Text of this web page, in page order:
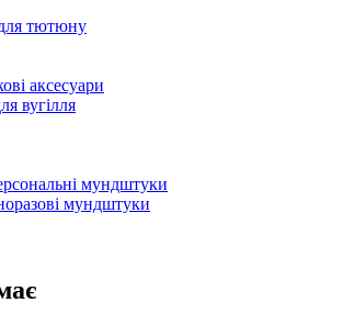
тютюну
аксесуари
вугілля
мундштуки
мундштуки